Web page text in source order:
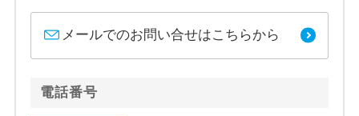
メールでのお問い合せはこちらから
電話番号